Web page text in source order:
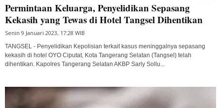
Permintaan Keluarga, Penyelidikan Sepasang
Kekasih yang Tewas di Hotel Tangsel Dihentikan
Senin 9 Januari 2023, 17:28 WIB
TANGSEL - Penyelidikan Kepolisian terkait kasus meninggalnya sepasang
kekasih di hotel OYO Ciputat, Kota Tangerang Selatan (Tangsel) telah
dihentikan. Kapolres Tangerang Selatan AKBP Sarly Sollu...